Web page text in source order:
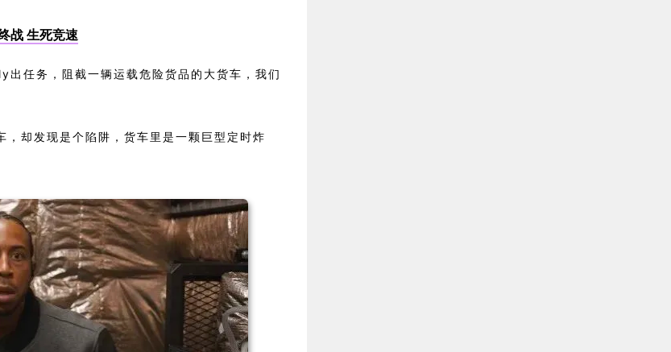
战 生死竞速
任务，阻截一辆运载危险货品的大货车，我们
却发现是个陷阱，货车里是一颗巨型定时炸